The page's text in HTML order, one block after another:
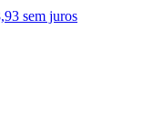
sem juros